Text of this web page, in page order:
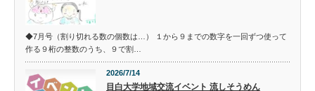
◆7月号（割り切れる数の個数は…） １から９までの数字を一回ずつ使って
作る９桁の整数のうち、９で割…
2026/7/14
目白大学地域交流イベント 流しそうめん